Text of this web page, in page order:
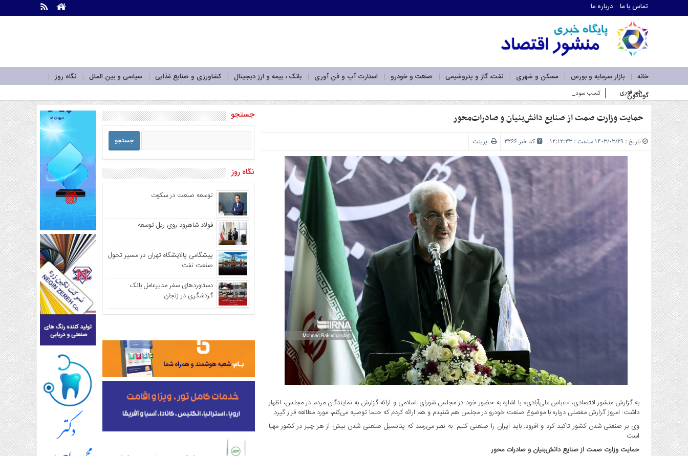
تماس با ما درباره ما
خانه بازار سرمایه و بورس مسکن و شهری نفت، گاز و پتروشیمی صنعت و خودرو استارت آپ و فن آوری بانک ، بیمه و ارز دیجیتال کشاورزی و صنایع غذایی سیاسی و بین الملل
نگاه روز
گوناگون
ما
درباره
سرویس
ها
خانه
بازار
سرمایه
و
بورس
مسکن
و
شهری
نفت،
گاز
و
پتروشیمی
صنعت
و
خودرو
استارت
آپ
و
فن
آوری
بانک
،
بیمه
و
ارز
دیجیتال
کشاورزی
و
خبر فوری کسب سودهای بالاتر از شاخص بورس توسط صندوق‌های سهامی «تمدن»_
حمایت وزارت صمت از صنایع دانش‌بنیان و صادرات‌محور
تاریخ : ۱۴۰۳/۰۳/۲۹ ساعت : ۱۲:۱۲:۳۳ کد خبر 3266 پرینت
به گزارش منشور اقتصادی، «عباس علی‌آبادی» با اشاره به حضور خود در مجلس شورای اسلامی و ارائه‌ گزارش به نمایندگان مردم در مجلس، اظهار
داشت: امروز گزارش مفصلی درباره با موضوع صنعت خودرو در مجلس هم‌ شنیدم و هم ارائه کردم که حتما توصیه می‌کنم، مورد مطالعه قرار گیرد.
وی بر صنعتی شدن کشور تاکید کرد و افزود: باید ایران را صنعتی کنیم. به نظر می‌رسد که پتانسیل صنعتی‌ شدن بیش از هر چیز در کشور مهیا
است.
حمایت وزارت صمت از صنایع دانش‌بنیان و صادرات محور
جستجو
نگاه روز
توسعه صنعت در سکوت
فولاد شاهرود روی ریل توسعه
پیشگامی پالایشگاه تهران در مسیر تحول
صنعت نفت
دستاوردهای سفر مدیرعامل بانک
گردشگری در زنجان